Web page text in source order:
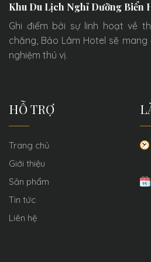
Khu Du Lịch Nghỉ Dưỡng Biển
Ghi điểm bởi sự linh hoạt về
chăng, Bảo Lâm Hotel sẽ
nghiệm thú vị.
HỖ TRỢ
Trang chủ
Giới thiệu
Sản phẩm
Tin tức
Liên hệ